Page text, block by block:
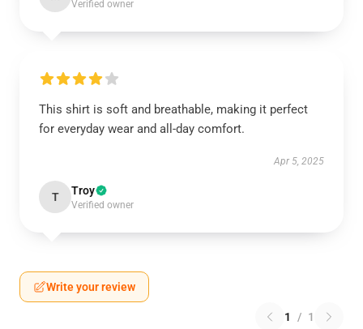
Verified owner
This shirt is soft and breathable, making it perfect
for everyday wear and all-day comfort.
Apr 5, 2025
T Troy
Verified owner
Write your review
1 / 1